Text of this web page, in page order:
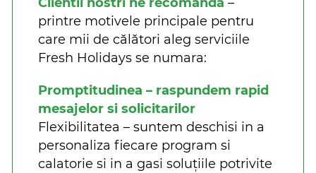
printre motivele principale pentru
care mii de călători aleg serviciile
Fresh Holidays se numara:
Promptitudinea – raspundem rapid
mesajelor si solicitarilor
Flexibilitatea – suntem deschisi in a
personaliza fiecare program si
calatorie si in a gasi soluțiile potrivite